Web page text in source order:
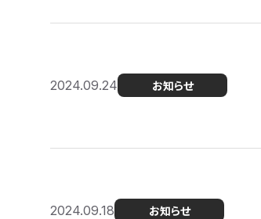
2024.09.24 お知らせ
2024.09.18 お知らせ